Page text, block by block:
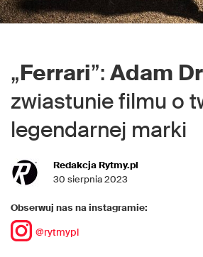
„Ferrari”: Adam
zwiastunie filmu o
legendarnej marki
Redakcja Rytmy.pl
30 sierpnia 2023
Obserwuj nas na instagramie:
@rytmypl